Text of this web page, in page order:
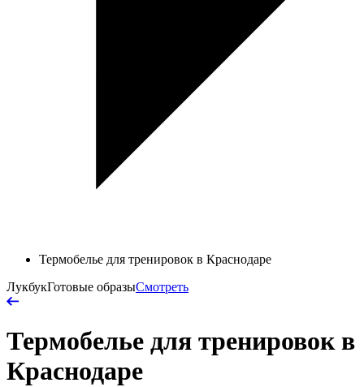
Термобелье для тренировок в Краснодаре
ЛукбукГотовые образыСмотреть
Термобелье для тренировок в
Краснодаре